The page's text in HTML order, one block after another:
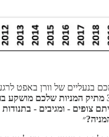
בנעליים של וורן באפט
לכם מעל 30% מתיק המניות שלכם
צופים - ומגיבים - בתנודות
״